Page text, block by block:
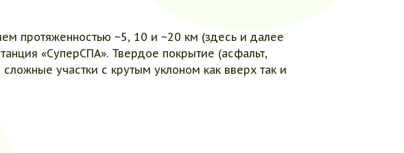
протяженностью ~5, 10 и ~20 км (здесь и далее
«СуперСПА». Твердое покрытие (асфальт,
участки с крутым уклоном как вверх так и